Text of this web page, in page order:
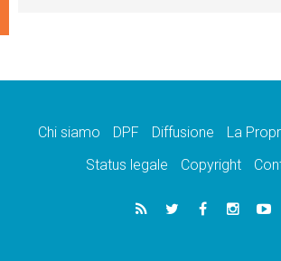
Chi siamo DPF Diffusione La
Status legale
Copyright